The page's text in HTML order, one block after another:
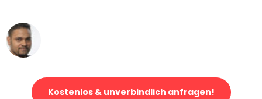
Kostenlos & unverbindlich anfragen!